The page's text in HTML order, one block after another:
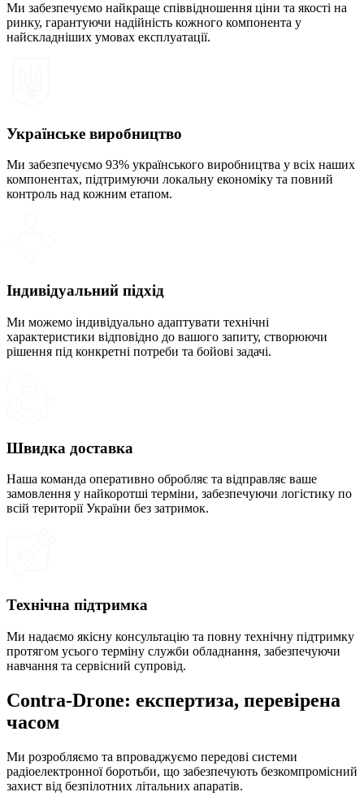
Ми забезпечуємо найкраще співвідношення ціни та якості на
ринку, гарантуючи надійність кожного компонента у
найскладніших умовах експлуатації.
Українське виробництво
Ми забезпечуємо 93% українського виробництва у всіх наших
компонентах, підтримуючи локальну економіку та повний
контроль над кожним етапом.
Індивідуальний підхід
Ми можемо індивідуально адаптувати технічні
характеристики відповідно до вашого запиту, створюючи
рішення під конкретні потреби та бойові задачі.
Швидка доставка
Наша команда оперативно обробляє та відправляє ваше
замовлення у найкоротші терміни, забезпечуючи логістику по
всій території України без затримок.
Технічна підтримка
Ми надаємо якісну консультацію та повну технічну підтримку
протягом усього терміну служби обладнання, забезпечуючи
навчання та сервісний супровід.
Contra-Drone: експертиза, перевірена
часом
Ми розробляємо та впроваджуємо передові системи
радіоелектронної боротьби, що забезпечують безкомпромісний
захист від безпілотних літальних апаратів.